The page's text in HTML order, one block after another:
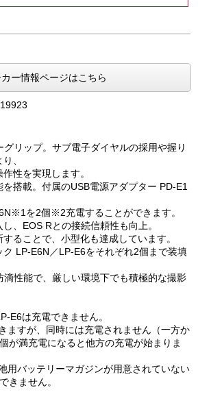
カー情報ページはこちら
リップ。サブ電子ダイヤルの採用や握り
、
性を実現します。
搭載。付属のUSB電源アダプター PD-E1
を2個※2充電することができます。
、EOS Rとの接続信頼性も向上。
ることで、小型化も達成しています。
LP-E6N／LP-E6をそれぞれ2個まで装填
滴性能で、厳しい環境下でも積極的な撮影
E6は充電できません。
ますが、同時には充電されません（一方か
が満充電になると他方の充電が始まりま
用バッテリーマガジンが用意されていない
きません。